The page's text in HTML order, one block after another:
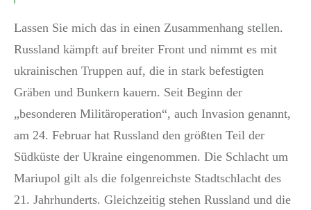
Lassen Sie mich das in einen Zusammenhang stellen.
Russland kämpft auf breiter Front und nimmt es mit
ukrainischen Truppen auf, die in stark befestigten
Gräben und Bunkern kauern. Seit Beginn der
„besonderen Militäroperation“, auch Invasion genannt,
am 24. Februar hat Russland den größten Teil der
Südküste der Ukraine eingenommen. Die Schlacht um
Mariupol gilt als die folgenreichste Stadtschlacht des
21. Jahrhunderts. Gleichzeitig stehen Russland und die